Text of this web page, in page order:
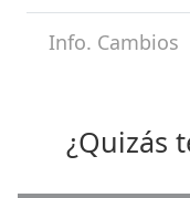
Info. Cambios
¿Quizás